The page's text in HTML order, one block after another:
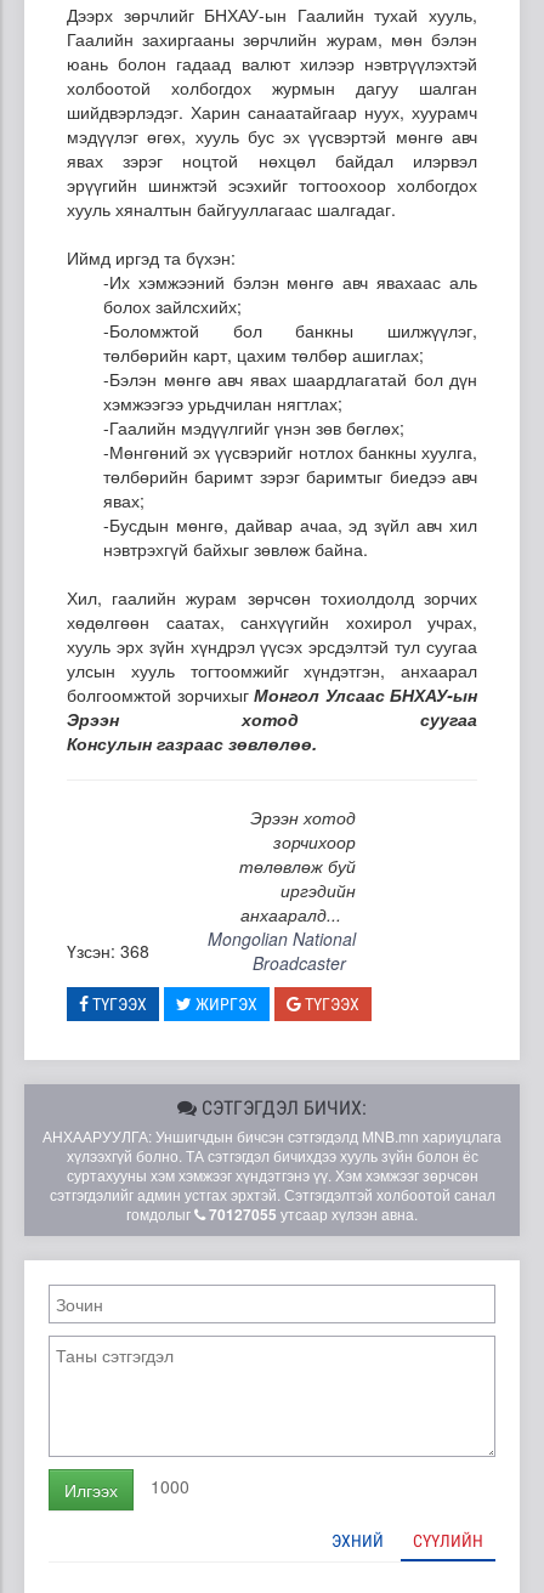
Дээрх зөрчлийг БНХАУ-ын Гаалийн тухай хууль,
Гаалийн захиргааны зөрчлийн журам, мөн бэлэн
юань болон гадаад валют хилээр нэвтрүүлэхтэй
холбоотой холбогдох журмын дагуу шалган
шийдвэрлэдэг. Харин санаатайгаар нуух, хуурамч
мэдүүлэг өгөх, хууль бус эх үүсвэртэй мөнгө авч
явах зэрэг ноцтой нөхцөл байдал илэрвэл
эрүүгийн шинжтэй эсэхийг тогтоохоор холбогдох
хууль хяналтын байгууллагаас шалгадаг.
Иймд иргэд та бүхэн:
-Их хэмжээний бэлэн мөнгө авч явахаас аль
болох зайлсхийх;
-Боломжтой бол банкны шилжүүлэг,
төлбөрийн карт, цахим төлбөр ашиглах;
-Бэлэн мөнгө авч явах шаардлагатай бол дүн
хэмжээгээ урьдчилан нягтлах;
-Гаалийн мэдүүлгийг үнэн зөв бөглөх;
-Мөнгөний эх үүсвэрийг нотлох банкны хуулга,
төлбөрийн баримт зэрэг баримтыг биедээ авч
явах;
-Бусдын мөнгө, дайвар ачаа, эд зүйл авч хил
нэвтрэхгүй байхыг зөвлөж байна.
Хил, гаалийн журам зөрчсөн тохиолдолд зорчих
хөдөлгөөн саатах, санхүүгийн хохирол учрах,
хууль эрх зүйн хүндрэл үүсэх эрсдэлтэй тул суугаа
улсын хууль тогтоомжийг хүндэтгэн, анхаарал
болгоомжтой зорчихыг Монгол Улсаас БНХАУ-ын
Эрээн хотод суугаа
Консулын газраас зөвлөлөө.
Эрээн хотод
зорчихоор
төлөвлөж буй
иргэдийн
анхааралд...
Үзсэн: 368
Mongolian National
Broadcaster
ТҮГЭЭХ ЖИРГЭХ ТҮГЭЭХ
СЭТГЭГДЭЛ БИЧИХ:
АНХААРУУЛГА: Уншигчдын бичсэн сэтгэгдэлд MNB.mn хариуцлага
хүлээхгүй болно. ТА сэтгэгдэл бичихдээ хууль зүйн болон ёс
суртахууны хэм хэмжээг хүндэтгэнэ үү. Хэм хэмжээг зөрчсөн
сэтгэгдэлийг админ устгах эрхтэй. Сэтгэгдэлтэй холбоотой санал
гомдолыг
70127055 утсаар хүлээн авна.
Илгээх 1000
ЭХНИЙ СҮҮЛИЙН